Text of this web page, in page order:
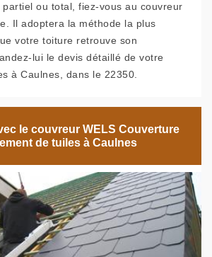
ou total, fiez-vous au couvreur
Il adoptera la méthode la plus
votre toiture retrouve son
lui le devis détaillé de votre
à Caulnes, dans le 22350.
le couvreur WELS Couverture
de tuiles à Caulnes